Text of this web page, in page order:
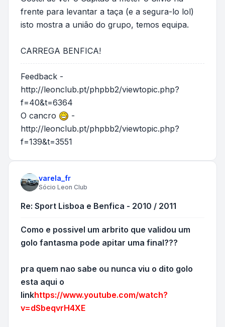
frente para levantar a taça (e a segura-lo lol)
isto mostra a união do grupo, temos equipa.
CARREGA BENFICA!
Feedback -
http://leonclub.pt/phpbb2/viewtopic.php?
f=40&t=6364
O cancro
-
http://leonclub.pt/phpbb2/viewtopic.php?
f=139&t=3551
varela_fr
Sócio Leon Club
Re: Sport Lisboa e Benfica - 2010 / 2011
Como e possivel um arbrito que validou um
golo fantasma pode apitar uma final???
pra quem nao sabe ou nunca viu o dito golo
esta aqui o
linkhttps://www.youtube.com/watch?
v=dSbeqvrH4XE